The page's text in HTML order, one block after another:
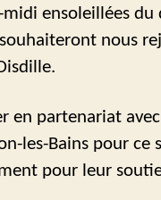
ensoleillées du
nous
en partenariat
les-Bains pour ce
pour leur